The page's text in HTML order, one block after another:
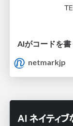
netmarkjp